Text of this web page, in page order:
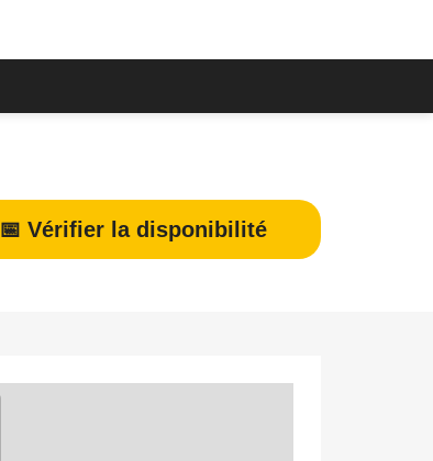
📅 Vérifier la disponibilité